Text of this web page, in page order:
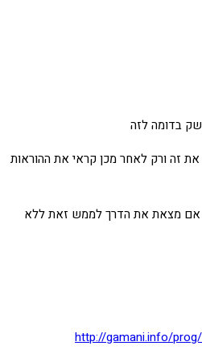
בדומה לזה
זה ורק לאחר מכן קראי את ההוראות
אם מצאת את הדרך לממש זאת ללא
http://gamani.info/